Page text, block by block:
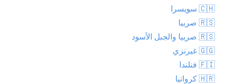
🇨🇭 سويسرا
🇷🇸 صربيا
🇷🇸 صربيا والجبل الأسود
🇬🇬 غيرنزي
🇫🇮 فنلندا
🇭🇷 كرواتيا